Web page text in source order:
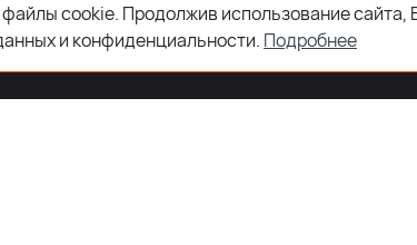
cookie. Продолжив использование сайта,
и конфиденциальности. Подробнее